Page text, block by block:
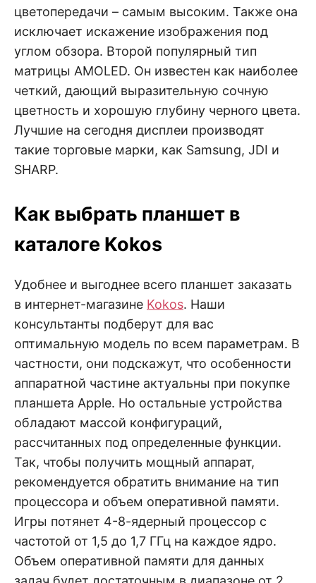
цветопередачи – самым высоким. Также она
исключает искажение изображения под
углом обзора. Второй популярный тип
матрицы AMOLED. Он известен как наиболее
четкий, дающий выразительную сочную
цветность и хорошую глубину черного цвета.
Лучшие на сегодня дисплеи производят
такие торговые марки, как Samsung, JDI и
SHARP.
Как выбрать планшет в
каталоге Kokos
Удобнее и выгоднее всего планшет заказать
в интернет-магазине Kokos. Наши
консультанты подберут для вас
оптимальную модель по всем параметрам. В
частности, они подскажут, что особенности
аппаратной частине актуальны при покупке
планшета Apple. Но остальные устройства
обладают массой конфигураций,
рассчитанных под определенные функции.
Так, чтобы получить мощный аппарат,
рекомендуется обратить внимание на тип
процессора и объем оперативной памяти.
Игры потянет 4-8-ядерный процессор с
частотой от 1,5 до 1,7 ГГц на каждое ядро.
Объем оперативной памяти для данных